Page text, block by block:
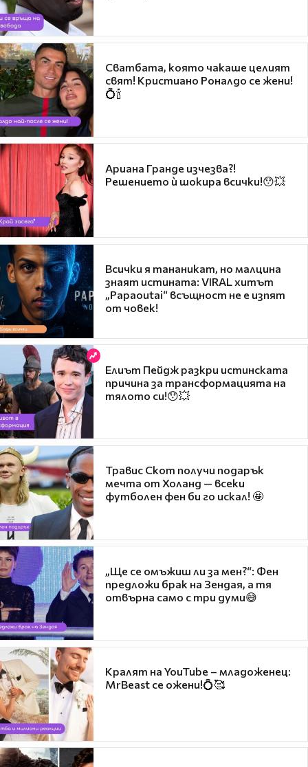
Сватбата, която чакаше целият
свят! Кристиано Роналдо се жени!
💍🍾
Ариана Гранде изчезва?!
Решението ѝ шокира всички!😯💥
Всички я тананикат, но малцина
знаят истината: VIRAL хитът
„Papaoutai“ всъщност не е изпят
от човек!
Елиът Пейдж разкри истинската
причина за трансформацията на
тялото си!😯💥
Травис Скот получи подарък
мечта от Холанд — всеки
футболен фен би го искал! 🤩
„Ще се омъжиш ли за мен?“: Фен
предложи брак на Зендая, а тя
отвърна само с три думи😅
Кралят на YouTube – младоженец:
MrBeast се ожени!💍🥰